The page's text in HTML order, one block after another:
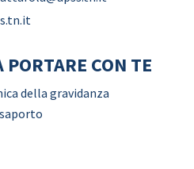
CON TE
della gravidanza